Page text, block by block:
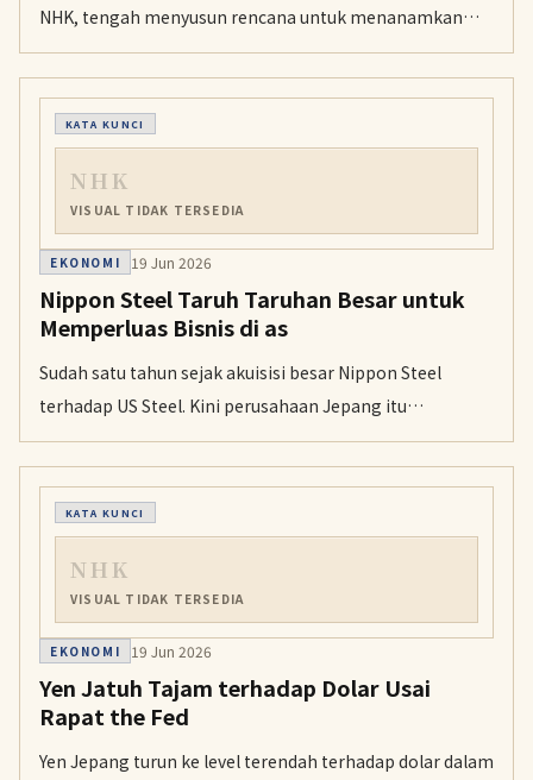
NHK, tengah menyusun rencana untuk menanamkan
sekitar 370 triliun yen ke kecerdasan buatan dan bidang
strategis utama lainnya hingga tahun fiskal 2040.
Nilainya setara dengan lebih dari 2 triliun dolar.
KATA KUNCI
NHK
VISUAL TIDAK TERSEDIA
EKONOMI 19 Jun 2026
Nippon Steel Taruh Taruhan Besar untuk
Memperluas Bisnis di as
Sudah satu tahun sejak akuisisi besar Nippon Steel
terhadap US Steel. Kini perusahaan Jepang itu
menyiapkan investasi sekitar 11 miliar dolar hingga
akhir 2028 untuk memperbarui dan memperluas pabrik-
pabrik US Steel.
KATA KUNCI
NHK
VISUAL TIDAK TERSEDIA
EKONOMI 19 Jun 2026
Yen Jatuh Tajam terhadap Dolar Usai
Rapat the Fed
Yen Jepang turun ke level terendah terhadap dolar dalam